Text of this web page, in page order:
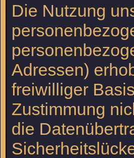
Die Nutzung
Adressen)
freiwilliger
Zustimmung
die